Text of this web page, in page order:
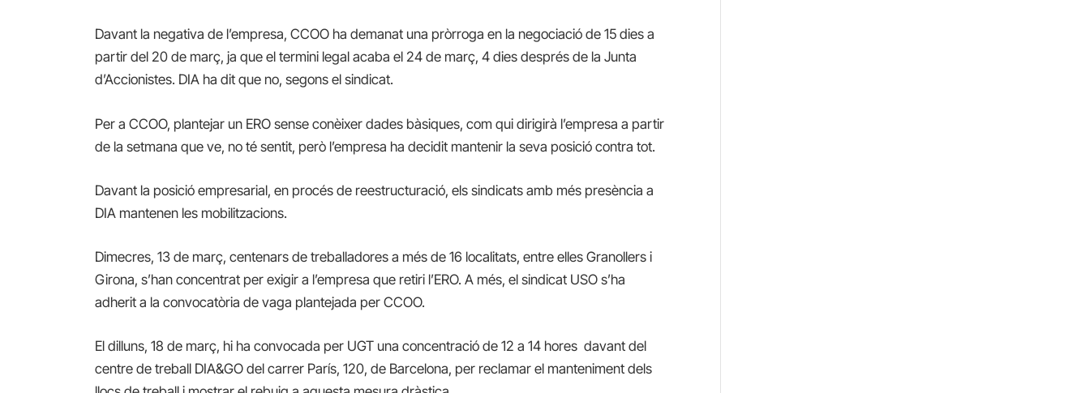
Davant la negativa de l’empresa, CCOO ha demanat una pròrroga en la negociació de 15 dies a
partir del 20 de març, ja que el termini legal acaba el 24 de març, 4 dies després de la Junta
d’Accionistes. DIA ha dit que no, segons el sindicat.
Per a CCOO, plantejar un ERO sense conèixer dades bàsiques, com qui dirigirà l’empresa a partir
de la setmana que ve, no té sentit, però l’empresa ha decidit mantenir la seva posició contra tot.
Davant la posició empresarial, en procés de reestructuració, els sindicats amb més presència a
DIA mantenen les mobilitzacions.
Dimecres, 13 de març, centenars de treballadores a més de 16 localitats, entre elles Granollers i
Girona, s’han concentrat per exigir a l’empresa que retiri l’ERO. A més, el sindicat USO s’ha
adherit a la convocatòria de vaga plantejada per CCOO.
El dilluns, 18 de març, hi ha convocada per UGT una concentració de 12 a 14 hores davant del
centre de treball DIA&GO del carrer París, 120, de Barcelona, per reclamar el manteniment dels